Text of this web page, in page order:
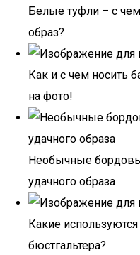
Белые туфли – с
образ?
Как и с чем носить
на фото!
Необычные
удачного образа
Какие
бюстгальтера?